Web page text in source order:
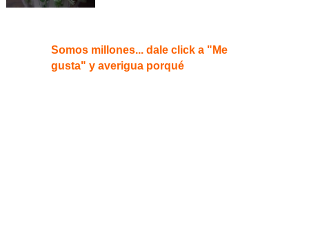
Somos millones... dale click a "Me
gusta" y averigua porqué